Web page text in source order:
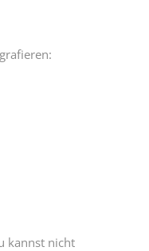
kannst nicht